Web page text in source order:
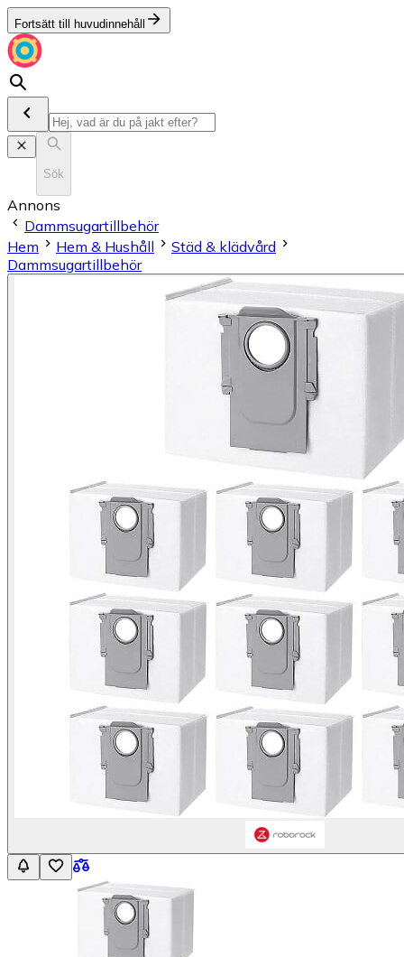
Fortsätt till huvudinnehåll
Sök
Annons
Dammsugartillbehör
Hem
Hem & Hushåll
Städ & klädvård
Dammsugartillbehör